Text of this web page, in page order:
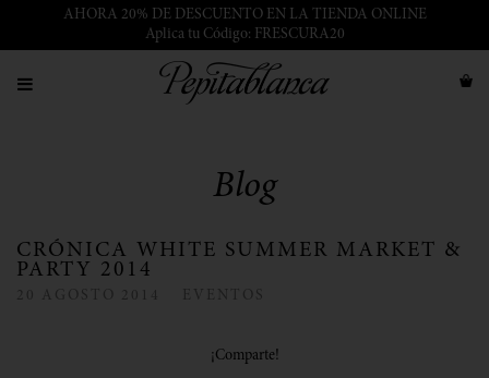
AHORA 20% DE DESCUENTO EN LA TIENDA ONLINE
Aplica tu Código: FRESCURA20
Blog
CRÓNICA WHITE SUMMER MARKET &
PARTY 2014
20 AGOSTO 2014 EVENTOS
¡Comparte!